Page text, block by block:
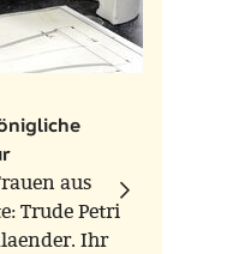
aus
Trude Petri
Ihr